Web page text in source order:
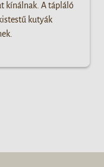
kínálnak. A tápláló
kutyák